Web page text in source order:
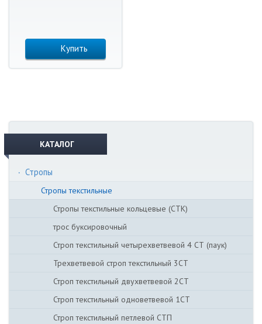
Купить
КАТАЛОГ
Стропы
Стропы текстильные
Стропы текстильные кольцевые (СТК)
трос буксировочный
Строп текстильный четырехветвевой 4 СТ (паук)
Трехветвевой строп текстильный 3CT
Строп текстильный двухветвевой 2СТ
Строп текстильный одноветвевой 1СТ
Строп текстильный петлевой СТП